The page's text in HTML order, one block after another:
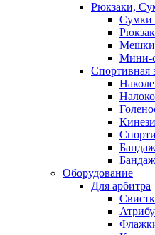
Рюкзаки,
Сумки
Мешки
Мини-
Спортивная
Оборудование
Для арбитра